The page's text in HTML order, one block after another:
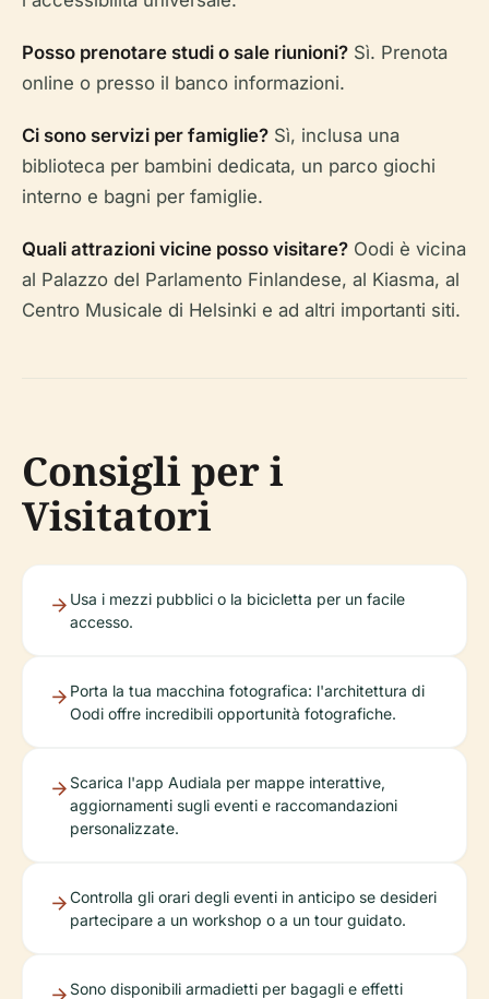
Posso prenotare studi o sale riunioni? Sì. Prenota
online o presso il banco informazioni.
Ci sono servizi per famiglie? Sì, inclusa una
biblioteca per bambini dedicata, un parco giochi
interno e bagni per famiglie.
Quali attrazioni vicine posso visitare? Oodi è vicina
al Palazzo del Parlamento Finlandese, al Kiasma, al
Centro Musicale di Helsinki e ad altri importanti siti.
Consigli per i
Visitatori
Usa i mezzi pubblici o la bicicletta per un facile
accesso.
Porta la tua macchina fotografica: l'architettura di
Oodi offre incredibili opportunità fotografiche.
Scarica l'app Audiala per mappe interattive,
aggiornamenti sugli eventi e raccomandazioni
personalizzate.
Controlla gli orari degli eventi in anticipo se desideri
partecipare a un workshop o a un tour guidato.
Sono disponibili armadietti per bagagli e effetti